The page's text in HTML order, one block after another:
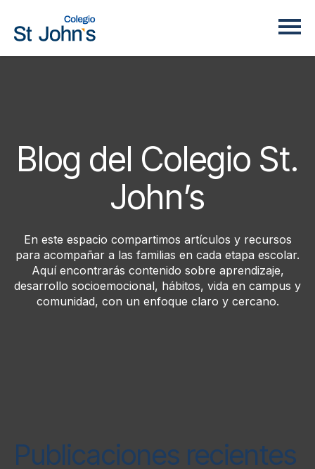
Blog del Colegio St.
John’s
En este espacio compartimos artículos y recursos
para acompañar a las familias en cada etapa escolar.
Aquí encontrarás contenido sobre aprendizaje,
desarrollo socioemocional, hábitos, vida en campus y
comunidad, con un enfoque claro y cercano.
Publicaciones recientes